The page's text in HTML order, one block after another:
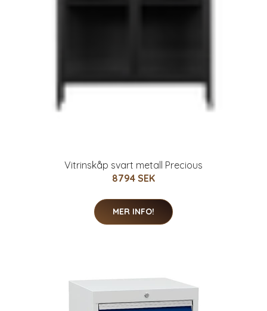
Vitrinskåp svart metall Precious
8794 SEK
MER INFO!